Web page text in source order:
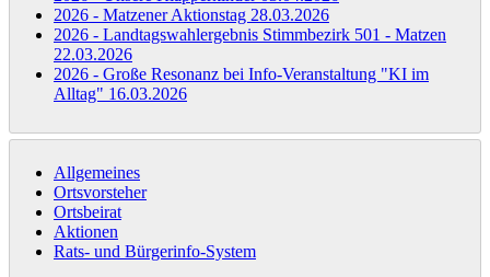
2026 - Matzener Aktionstag 28.03.2026
2026 - Landtagswahlergebnis Stimmbezirk 501 - Matzen
22.03.2026
2026 - Große Resonanz bei Info-Veranstaltung "KI im
Alltag" 16.03.2026
Allgemeines
Ortsvorsteher
Ortsbeirat
Aktionen
Rats- und Bürgerinfo-System